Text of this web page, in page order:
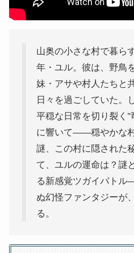
山奥の小さな村で暮ら
年・ユル。彼は、野鳥
妹・アサや村人たちと
日々を過ごしていた。
平穏な日常を切り裂く”
に響いて――穏やかな
謎、この村に隠された
て、ユルの運命は？謎
る新感覚ツガイバト
ぬ幻怪ファンタジーが
る。